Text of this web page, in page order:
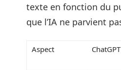
texte en fonction du
que l’IA ne parvient
Aspect ChatGPT